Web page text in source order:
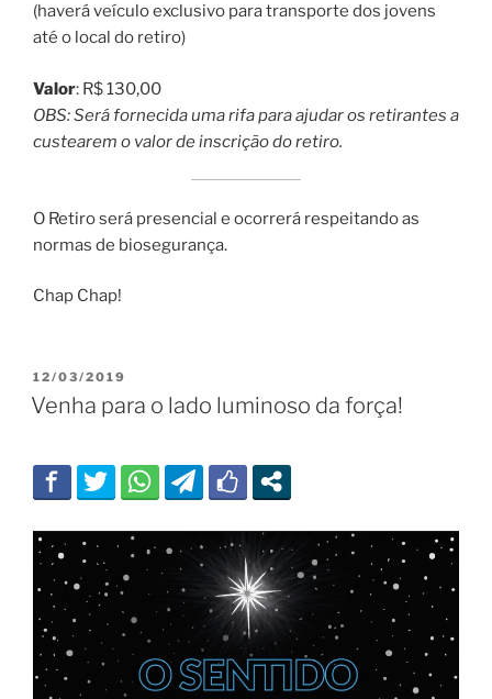
(haverá veículo exclusivo para transporte dos jovens
até o local do retiro)
Valor: R$ 130,00
OBS: Será fornecida uma rifa para ajudar os retirantes a
custearem o valor de inscrição do retiro.
O Retiro será presencial e ocorrerá respeitando as
normas de biosegurança.
Chap Chap!
PUBLICADO
EM
12/03/2019
Venha para o lado luminoso da força!